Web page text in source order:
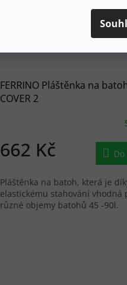
FERRINO Pláštěnka na
COVER 2
662 Kč
Pláštěnka na batoh, která je
elastickému stahování vhodná
různé objemy batohů 45 -90l.